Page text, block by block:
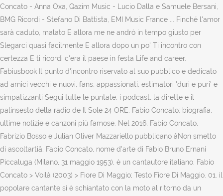
Concato - Anna Oxa, Qazim Music - Lucio Dalla e Samuele Bersani,
BMG Ricordi - Stefano Di Battista, EMI Music France ... Finché l'amor
sarà caduto, malato E allora me ne andrò in tempo giusto per
Slegarci quasi facilmente E allora dopo un po' Ti incontro con
certezza E ti ricordi c'era il paese in festa Life and career.
Fabiusbook Il punto d'incontro riservato al suo pubblico e dedicato
ad amici vecchi e nuovi, fans, appassionati, estimatori 'duri e puri' e
simpatizzanti Segui tutte le puntate, i podcast, la dirette e il
palinsesto della radio de Il Sole 24 ORE. Fabio Concato: biografia,
ultime notizie e canzoni più famose. Nel 2016, Fabio Concato,
Fabrizio Bosso e Julian Oliver Mazzariello pubblicano âNon smetto
di ascoltartiâ. Fabio Concato, nome d'arte di Fabio Bruno Ernani
Piccaluga (Milano, 31 maggio 1953), è un cantautore italiano. Fabio
Concato > Voilà (2003) > Fiore Di Maggio; Testo Fiore Di Maggio. 01. il
popolare cantante si è schiantato con la moto al ritorno da un